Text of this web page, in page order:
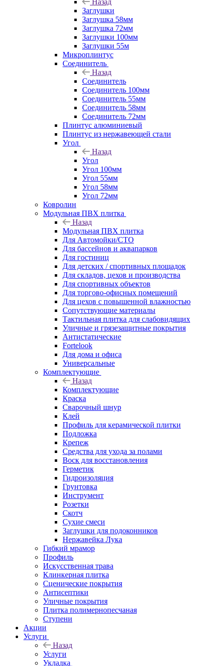
Заглушки
Заглушка 58мм
Заглушка 72мм
Заглушки 100мм
Заглушки 55м
Микроплинтус
Соединитель
Назад
Соединитель
Соединитель 100мм
Соединитель 55мм
Соединитель 58мм
Соединитель 72мм
Плинтус алюминиевый
Плинтус из нержавеющей стали
Угол
Назад
Угол
Угол 100мм
Угол 55мм
Угол 58мм
Угол 72мм
Ковролин
Модульная ПВХ плитка
Назад
Модульная ПВХ плитка
Для Автомойки/СТО
Для бассейнов и аквапарков
Для гостиниц
Для детских / спортивных площадок
Для складов, цехов и производства
Для спортивных объектов
Для торгово-офисных помещений
Для цехов с повышенной влажностью
Сопутствующие материалы
Тактильная плитка для слабовидящих
Уличные и грязезащитные покрытия
Антистатические
Fortelook
Для дома и офиса
Универсальные
Комплектующие
Назад
Комплектующие
Краска
Сварочный шнур
Клей
Профиль для керамической плитки
Подложка
Крепеж
Средства для ухода за полами
Воск для восстановления
Герметик
Гидроизоляция
Грунтовка
Инструмент
Розетки
Скотч
Сухие смеси
Заглушки для подоконников
Нержавейка Лука
Гибкий мрамор
Профиль
Искусственная трава
Клинкерная плитка
Сценические покрытия
Антисептики
Уличные покрытия
Плитка полимернопесчаная
Ступени
Акции
Услуги
Назад
Услуги
Укладка